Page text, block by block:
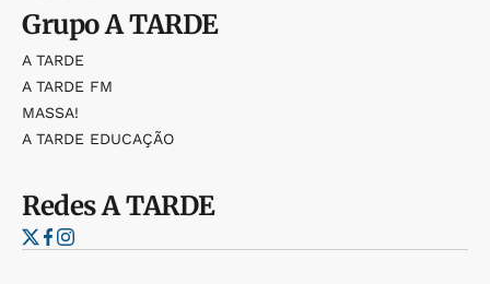
GrupoA TARDE
A TARDE
A TARDE FM
MASSA!
A TARDE EDUCAÇÃO
RedesA TARDE